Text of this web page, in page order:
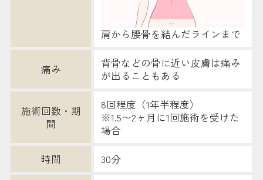
肩から腰骨を結んだラインまで
痛み
背骨などの骨に近い皮膚は痛み
が出ることもある
施術回数・期
間
8回程度（1年半程度）
※1.5〜2ヶ月に1回施術を受けた
場合
時間 30分